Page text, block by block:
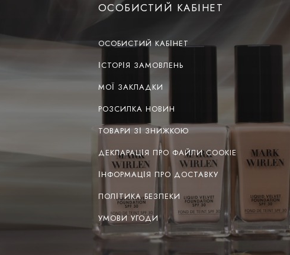
ОСОБИСТИЙ КАБІНЕТ
ОСОБИСТИЙ КАБІНЕТ
ІСТОРІЯ ЗАМОВЛЕНЬ
МОЇ ЗАКЛАДКИ
РОЗСИЛКА НОВИН
ТОВАРИ ЗІ ЗНИЖКОЮ
ДЕКЛАРАЦІЯ ПРО ФАЙЛИ COOKIE
ІНФОРМАЦІЯ ПРО ДОСТАВКУ
ПОЛІТИКА БЕЗПЕКИ
УМОВИ УГОДИ